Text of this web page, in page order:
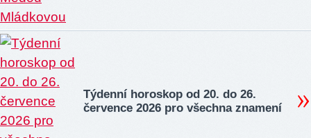
Týdenní horoskop od 20. do 26.
července 2026 pro všechna znamení